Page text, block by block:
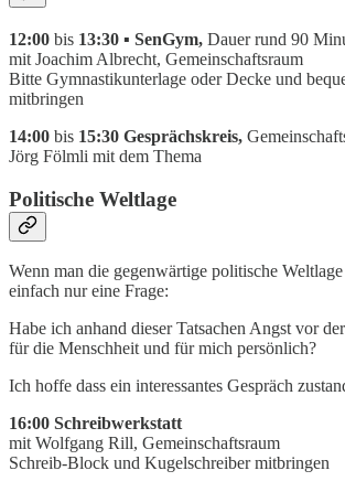
12:00 bis 13:30 ▪ SenGym, Dauer rund 90
mit Joachim Albrecht, Gemeinschaftsraum
Bitte Gymnastikunterlage oder Decke und
mitbringen
14:00 bis 15:30 Gesprächskreis,
Jörg Fölmli mit dem Thema
Politische Weltlage
Wenn man die gegenwärtige politische
einfach nur eine Frage:
Habe ich anhand dieser Tatsachen Angst vor
für die Menschheit und für mich persönlich?
Ich hoffe dass ein interessantes Gespräch
16:00 Schreibwerkstatt
mit Wolfgang Rill, Gemeinschaftsraum
Schreib-Block und Kugelschreiber mitbringen